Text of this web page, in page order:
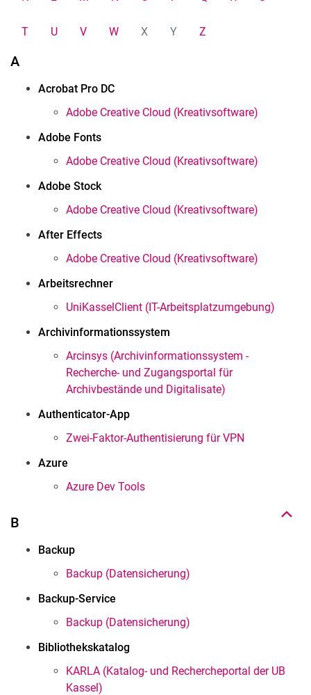
T U V W X Y Z
A
Acrobat Pro DC
Adobe Creative Cloud (Kreativsoftware)
Adobe Fonts
Adobe Creative Cloud (Kreativsoftware)
Adobe Stock
Adobe Creative Cloud (Kreativsoftware)
After Effects
Adobe Creative Cloud (Kreativsoftware)
Arbeitsrechner
UniKasselClient (IT-Arbeitsplatzumgebung)
Archivinformationssystem
Arcinsys (Archivinformationssystem -
Recherche- und Zugangsportal für
Archivbestände und Digitalisate)
Authenticator-App
Zwei-Faktor-Authentisierung für VPN
Azure
Azure Dev Tools
B
Backup
Backup (Datensicherung)
Backup-Service
Backup (Datensicherung)
Bibliothekskatalog
KARLA (Katalog- und Rechercheportal der UB
Kassel)